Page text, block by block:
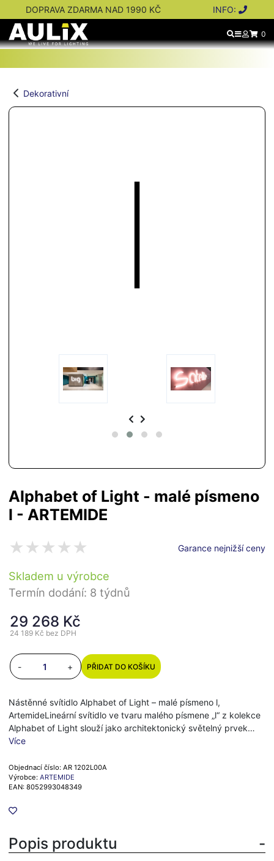
DOPRAVA ZDARMA NAD 1990 KČ INFO:
0
Dekorativní
Alphabet of Light - malé písmeno
l - ARTEMIDE
Garance nejnižší ceny
Skladem u výrobce
Termín dodání: 8 týdnů
29 268 Kč
24 189 Kč bez DPH
- + PŘIDAT DO KOŠÍKU
Nástěnné svítidlo Alphabet of Light – malé písmeno l,
ArtemideLineární svítidlo ve tvaru malého písmene „l“ z kolekce
Alphabet of Light slouží jako architektonický světelný prvek…
Více
Objednací číslo: AR 1202L00A
Výrobce: ARTEMIDE
EAN: 8052993048349
Popis produktu